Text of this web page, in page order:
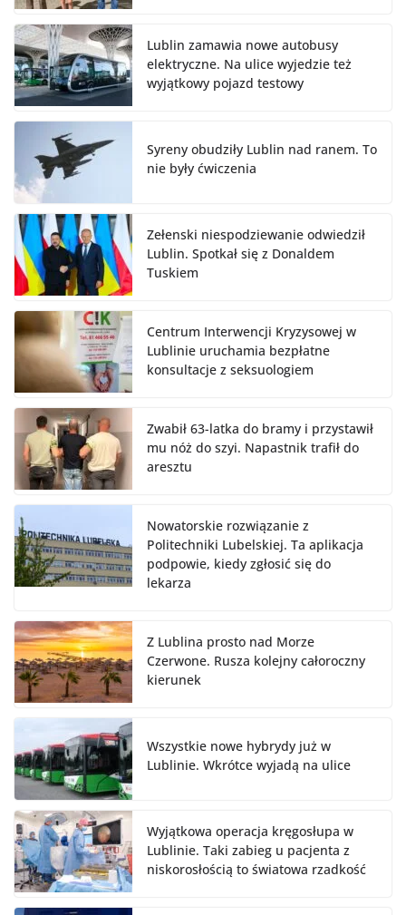
Lublin zamawia nowe autobusy
elektryczne. Na ulice wyjedzie też
wyjątkowy pojazd testowy
Syreny obudziły Lublin nad ranem. To
nie były ćwiczenia
Zełenski niespodziewanie odwiedził
Lublin. Spotkał się z Donaldem
Tuskiem
Centrum Interwencji Kryzysowej w
Lublinie uruchamia bezpłatne
konsultacje z seksuologiem
Zwabił 63-latka do bramy i przystawił
mu nóż do szyi. Napastnik trafił do
aresztu
Nowatorskie rozwiązanie z
Politechniki Lubelskiej. Ta aplikacja
podpowie, kiedy zgłosić się do
lekarza
Z Lublina prosto nad Morze
Czerwone. Rusza kolejny całoroczny
kierunek
Wszystkie nowe hybrydy już w
Lublinie. Wkrótce wyjadą na ulice
Wyjątkowa operacja kręgosłupa w
Lublinie. Taki zabieg u pacjenta z
niskorosłością to światowa rzadkość